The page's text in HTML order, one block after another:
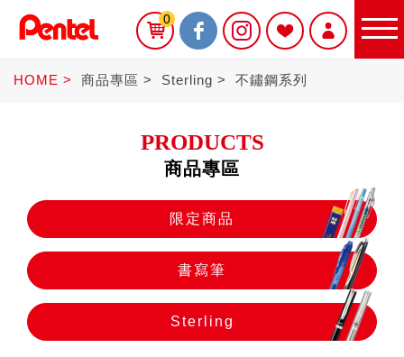
限定商品
0
HOME 商品專區 Sterling 不鏽鋼系列
PRODUCTS
商品專區
限定商品
書寫筆
Sterling